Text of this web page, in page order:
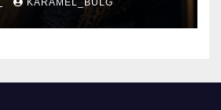
KARAMEL_BULG